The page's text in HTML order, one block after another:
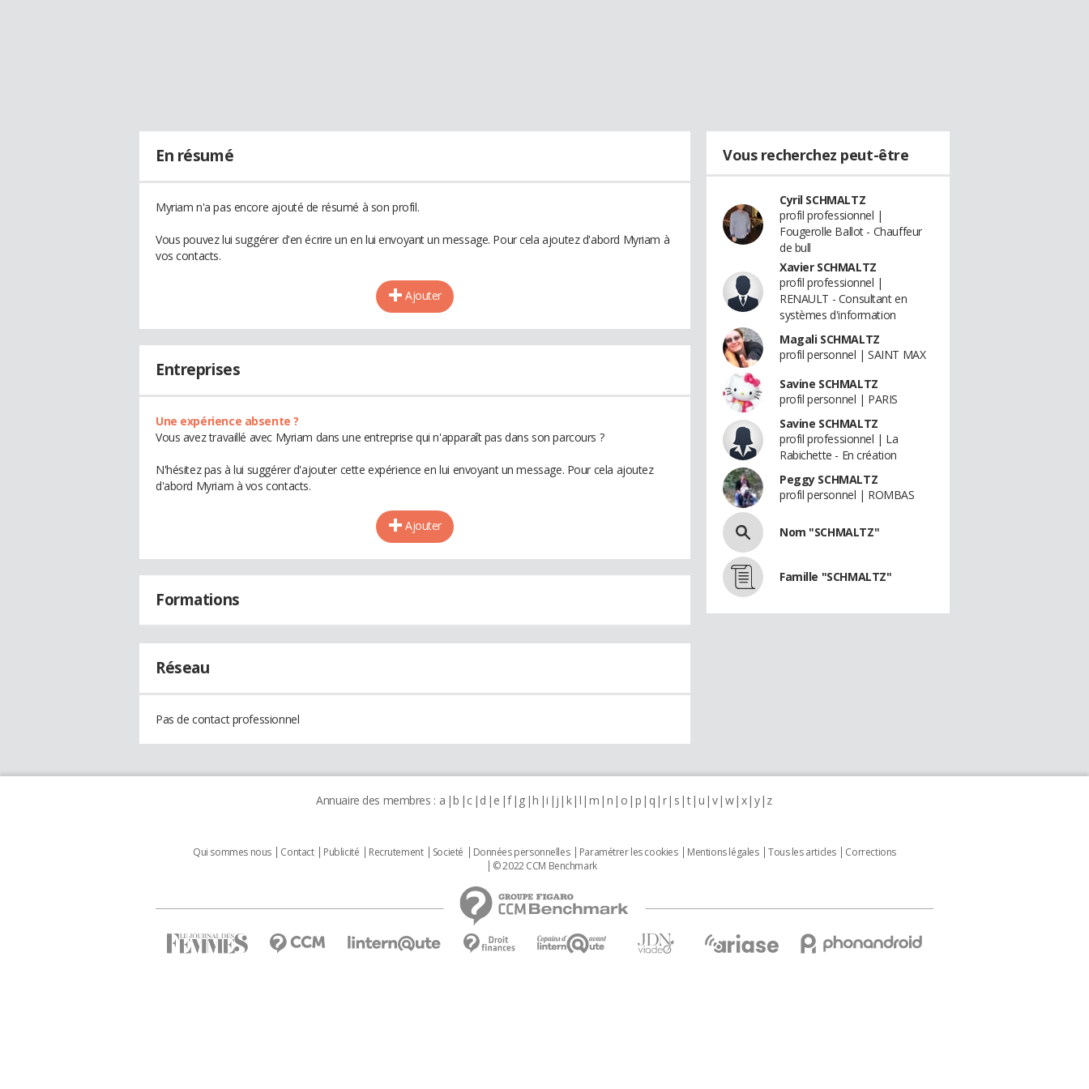
En résumé
Myriam n'a pas encore ajouté de résumé à son profil.
Vous pouvez lui suggérer d'en écrire un en lui envoyant un message. Pour cela ajoutez d'abord Myriam à
vos contacts.
Ajouter
Entreprises
Une expérience absente ?
Vous avez travaillé avec Myriam dans une entreprise qui n'apparaît pas dans son parcours ?
N'hésitez pas à lui suggérer d'ajouter cette expérience en lui envoyant un message. Pour cela ajoutez
d'abord Myriam à vos contacts.
Ajouter
Formations
Réseau
Pas de contact professionnel
Vous recherchez peut-être
Cyril SCHMALTZ
profil professionnel |
Fougerolle Ballot - Chauffeur
de bull
Xavier SCHMALTZ
profil professionnel |
RENAULT - Consultant en
systèmes d'information
Magali SCHMALTZ
profil personnel | SAINT MAX
Savine SCHMALTZ
profil personnel | PARIS
Savine SCHMALTZ
profil professionnel | La
Rabichette - En création
Peggy SCHMALTZ
profil personnel | ROMBAS
Nom "SCHMALTZ"
Famille "SCHMALTZ"
Annuaire des membres : a b c d e f g h i j k l m n o p q r s t u v w x y z
Qui sommes nous Contact Publicité Recrutement Societé Données personnelles Paramétrer les cookies Mentions légales Tous les articles
Corrections
© 2022 CCM Benchmark